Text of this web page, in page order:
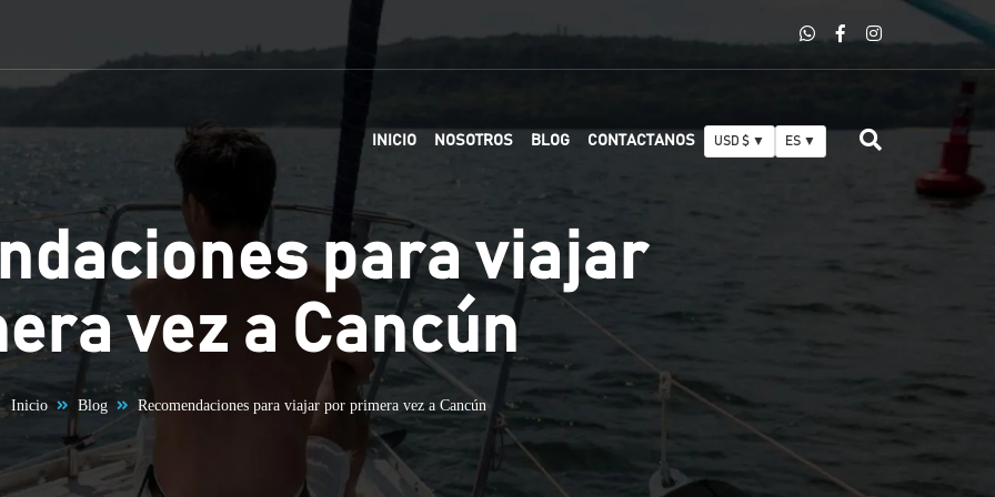
INICIO NOSOTROS BLOG CONTACTANOS USD $ ▼ ES ▼
para viajar
vez a Cancún
Inicio Blog Recomendaciones para viajar por primera vez a Cancún